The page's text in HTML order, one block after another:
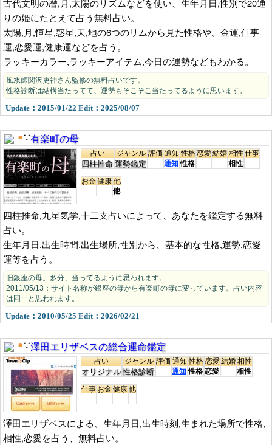
古代文明の暦,月,太陽のリズムなどを使い、生年月日,性別で20通
りの姫にたとえて占う無料占い。
太陽,月,恒星,惑星,天,地の6つのリムから見た性格や、金運,仕事
運,恋愛運,健康運などを占う。
ラッキーカラー,ラッキーアイテム,今日の運勢などもわかる。
風水師関沢吏神さん監修の無料占いです。
性格診断は結構当たってて、運勢もそこそこ当たってるように思います。
Update：2015/01/22 Edit：2025/08/07
●∵有楽町の母
占い
四柱推命
ジャンル
運勢鑑定
評価通知
通知
性格
性格
恋愛結婚相性
相性
仕事
お金健康他
他
四柱推命,九星気学,十二支占いによって、あなたを鑑定する無料
占い。
生年月日,出生時間,出生場所,性別から、基本的な性格,運勢,恋愛
運等を占う。
旧銀座の母。多分、当ってるように思われます。
2011/05/13：サイト名称が銀座の母から有楽町の母に変っています。占い内容
は同一と思われます。
Update：2010/05/25 Edit：2026/02/21
●∵澤田エリザベスの総合運命鑑定
占い
オリジナル
ジャンル
性格診断
評価通知
通知
性格
性格
恋愛
恋愛
結婚相性
相性
仕事お金健康他
澤田エリザベスによる、生年月日,出生時刻,生まれた場所で性格,
相性,恋愛を占う、無料占い。